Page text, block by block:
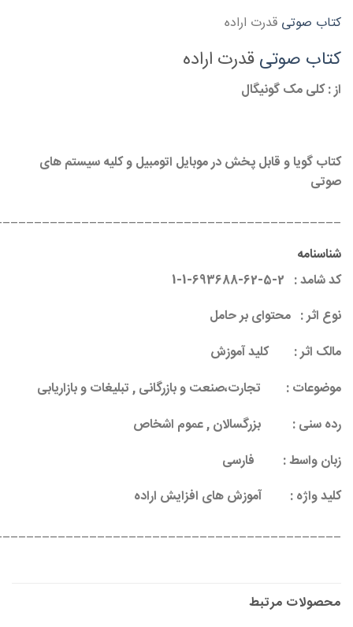
کتاب صوتی قدرت اراده
کتاب صوتیقدرت اراده
از : کلی مک گونیگال
کتاب گویا و قابل پخش در موبایل اتومبیل و کلیه سیستم های
صوتی
شناسنامه
کد شامد : 2-5-62-693688-1-1
نوع اثر : محتوای بر حامل
مالک اثر :کلید آموزش
موضوعات : تجارت،صنعت و بازرگانی , تبلیغات و بازاریابی
رده سنی : بزرگسالان , عموم اشخاص
زبان واسط :
فارسی
کلید واژه : آموزش های افزایش اراده
محصولات مرتبط